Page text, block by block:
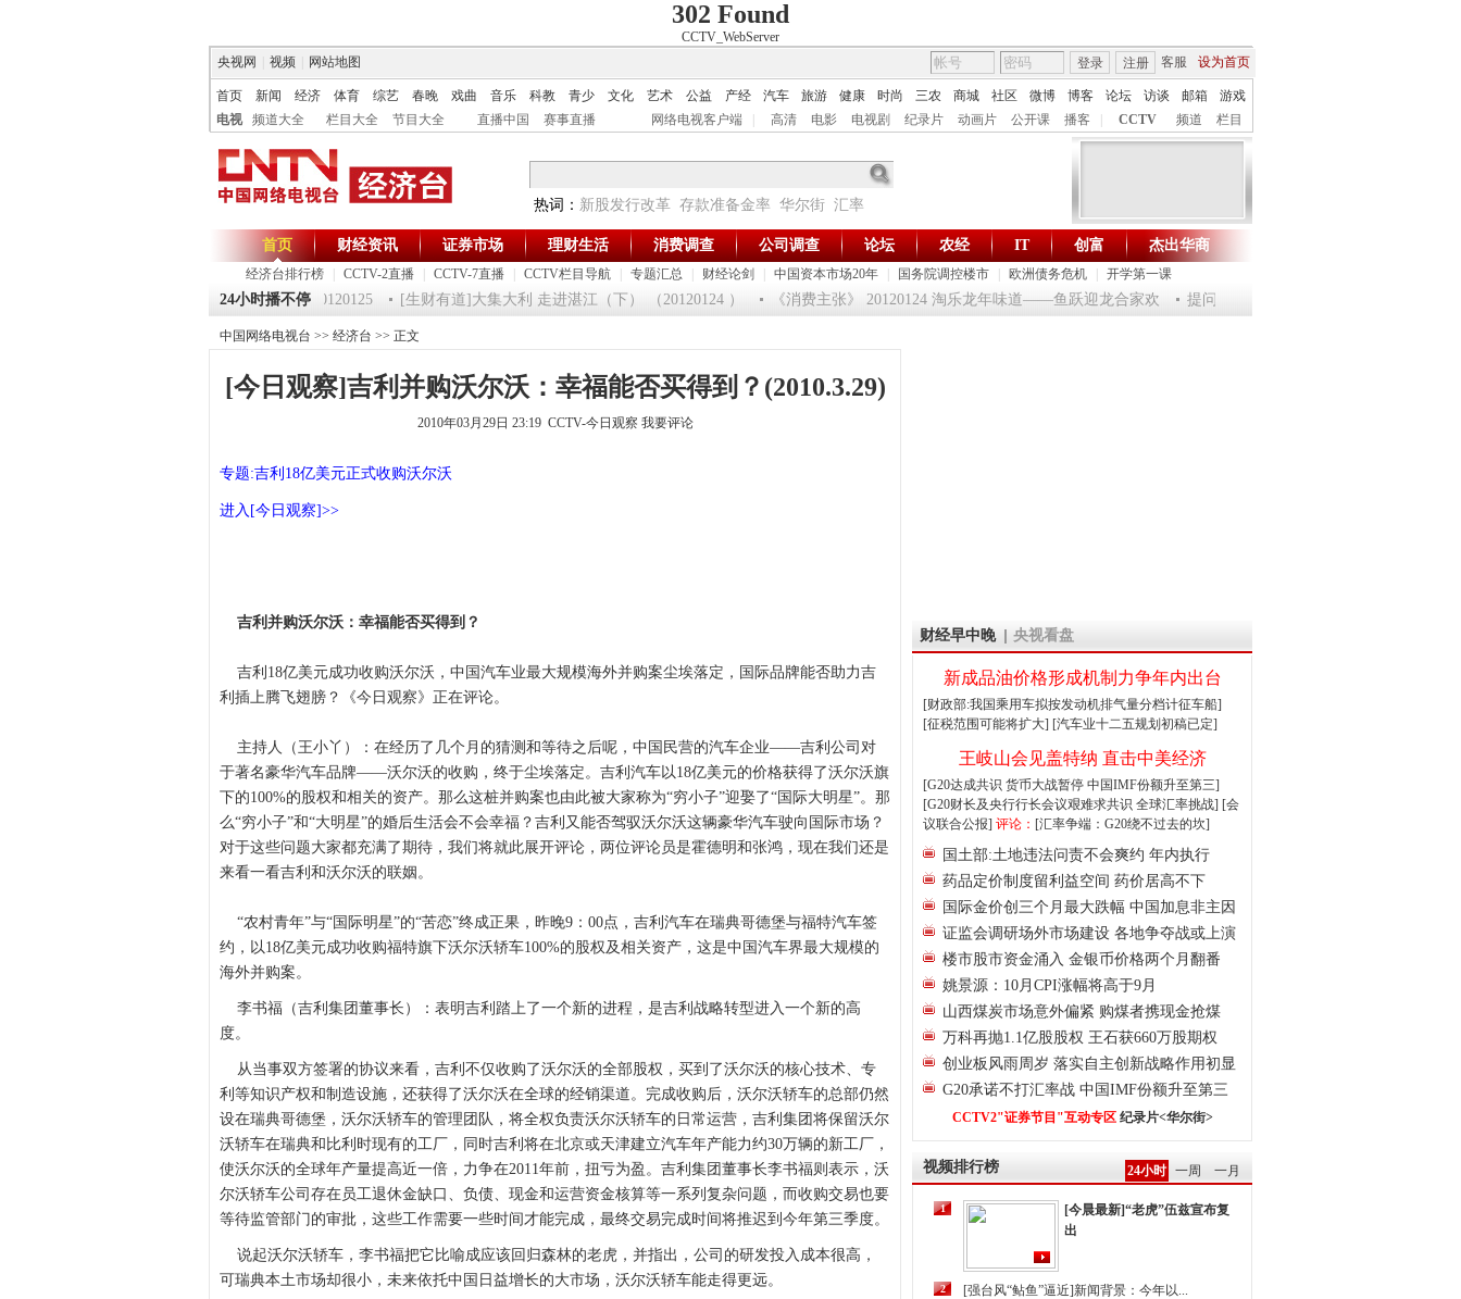
302 Found
CCTV_WebServer
央视网
视频 网站地图 客服 设为首页
登录 注册
首页 新闻 经济 体育 综艺 春晚 戏曲 音乐 科教 青少 文化 艺术 公益 产经 汽车 旅游 健康 时尚 三农 商城 社区 微博 博客 论坛 访谈 邮箱
游戏
电视
频道大全 栏目大全 节目大全 直播中国 赛事直播 网络电视客户端 高清 电影 电视剧 纪录片 动画片 公开课 播客 CCTV 频道 栏目
热词： 新股发行改革 存款准备金率 华尔街 汇率
财智生活 一键通达
首页
经济台排行榜 CCTV-2直播 CCTV-7直播 CCTV栏目导航 专题汇总 财经论剑 中国资本市场20年 国务院调控楼市 欧洲债务危机 开学第一课
财经资讯 证券市场 理财生活 消费调查 公司调查 论坛 农经 IT 创富 杰出华商
24小时播不停
《第一时间》 20120125 [生财有道]大集大利 走进湛江（下） （20120124 ） 《消费主张》 20120124 淘乐龙年味道——鱼跃迎龙合家欢 提问2012：机遇与悬念共存
中国网络电视台 >> 经济台 >> 正文
[今日观察]吉利并购沃尔沃：幸福能否买得到？(2010.3.29)
2010年03月29日 23:19 CCTV-今日观察 我要评论
专题:吉利18亿美元正式收购沃尔沃
进入[今日观察]>>
吉利并购沃尔沃：幸福能否买得到？
吉利18亿美元成功收购沃尔沃，中国汽车业最大规模海外并购案尘埃落定，国际品牌能否助力吉
利插上腾飞翅膀？《今日观察》正在评论。
主持人（王小丫）：在经历了几个月的猜测和等待之后呢，中国民营的汽车企业——吉利公司对
于著名豪华汽车品牌——沃尔沃的收购，终于尘埃落定。吉利汽车以18亿美元的价格获得了沃尔沃旗
下的100%的股权和相关的资产。那么这桩并购案也由此被大家称为“穷小子”迎娶了“国际大明星”。那
么“穷小子”和“大明星”的婚后生活会不会幸福？吉利又能否驾驭沃尔沃这辆豪华汽车驶向国际市场？
对于这些问题大家都充满了期待，我们将就此展开评论，两位评论员是霍德明和张鸿，现在我们还是
来看一看吉利和沃尔沃的联姻。
“农村青年”与“国际明星”的“苦恋”终成正果，昨晚9：00点，吉利汽车在瑞典哥德堡与福特汽车签
约，以18亿美元成功收购福特旗下沃尔沃轿车100%的股权及相关资产，这是中国汽车界最大规模的
海外并购案。
李书福（吉利集团董事长）：表明吉利踏上了一个新的进程，是吉利战略转型进入一个新的高
度。
从当事双方签署的协议来看，吉利不仅收购了沃尔沃的全部股权，买到了沃尔沃的核心技术、专
利等知识产权和制造设施，还获得了沃尔沃在全球的经销渠道。完成收购后，沃尔沃轿车的总部仍然
设在瑞典哥德堡，沃尔沃轿车的管理团队，将全权负责沃尔沃轿车的日常运营，吉利集团将保留沃尔
沃轿车在瑞典和比利时现有的工厂，同时吉利将在北京或天津建立汽车年产能力约30万辆的新工厂，
使沃尔沃的全球年产量提高近一倍，力争在2011年前，扭亏为盈。吉利集团董事长李书福则表示，沃
尔沃轿车公司存在员工退休金缺口、负债、现金和运营资金核算等一系列复杂问题，而收购交易也要
等待监管部门的审批，这些工作需要一些时间才能完成，最终交易完成时间将推迟到今年第三季度。
说起沃尔沃轿车，李书福把它比喻成应该回归森林的老虎，并指出，公司的研发投入成本很高，
可瑞典本土市场却很小，未来依托中国日益增长的大市场，沃尔沃轿车能走得更远。
财经早中晚 央视看盘
新成品油价格形成机制力争年内出台
[财政部:我国乘用车拟按发动机排气量分档计征车船]
[征税范围可能将扩大] [汽车业十二五规划初稿已定]
王岐山会见盖特纳 直击中美经济
[G20达成共识 货币大战暂停 中国IMF份额升至第三]
[G20财长及央行行长会议艰难求共识 全球汇率挑战] [会
议联合公报] 评论： [汇率争端：G20绕不过去的坎]
国土部:土地违法问责不会爽约 年内执行
药品定价制度留利益空间 药价居高不下
国际金价创三个月最大跌幅 中国加息非主因
证监会调研场外市场建设 各地争夺战或上演
楼市股市资金涌入 金银币价格两个月翻番
姚景源：10月CPI涨幅将高于9月
山西煤炭市场意外偏紧 购煤者携现金抢煤
万科再抛1.1亿股股权 王石获660万股期权
创业板风雨周岁 落实自主创新战略作用初显
G20承诺不打汇率战 中国IMF份额升至第三
CCTV2"证券节目"互动专区 纪录片<华尔街>
视频排行榜 24小时 一周 一月
1
[今晨最新]“老虎”伍兹宣布复
出
2 [强台风“鲇鱼”逼近]新闻背景：今年以...